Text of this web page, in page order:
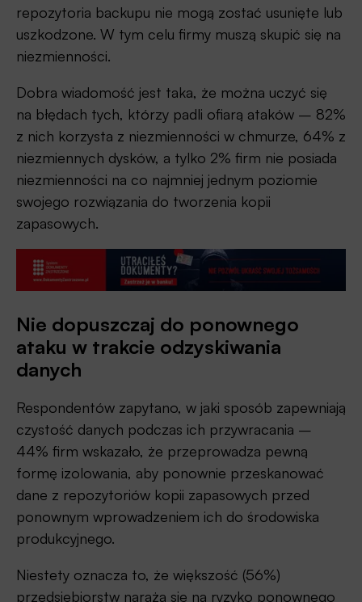
repozytoria backupu nie mogą zostać usunięte lub
uszkodzone. W tym celu firmy muszą skupić się na
niezmienności.
Dobra wiadomość jest taka, że można uczyć się
na błędach tych, którzy padli ofiarą ataków – 82%
z nich korzysta z niezmienności w chmurze, 64% z
niezmiennych dysków, a tylko 2% firm nie posiada
niezmienności na co najmniej jednym poziomie
swojego rozwiązania do tworzenia kopii
zapasowych.
Nie dopuszczaj do ponownego
ataku w trakcie odzyskiwania
danych
Respondentów zapytano, w jaki sposób zapewniają
czystość danych podczas ich przywracania –
44% firm wskazało, że przeprowadza pewną
formę izolowania, aby ponownie przeskanować
dane z repozytoriów kopii zapasowych przed
ponownym wprowadzeniem ich do środowiska
produkcyjnego.
Niestety oznacza to, że większość (56%)
przedsiębiorstw naraża się na ryzyko ponownego